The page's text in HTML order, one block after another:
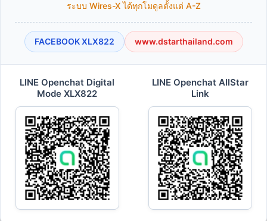
ระบบ Wires-X ได้ทุกโมดูลตั้งแต่ A-Z
FACEBOOK XLX822 www.dstarthailand.com
LINE Openchat Digital
Mode XLX822
LINE Openchat AllStar
Link